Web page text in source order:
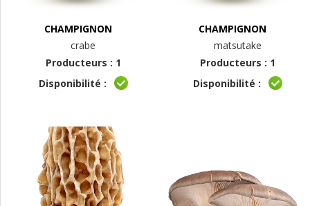
CHAMPIGNON
crabe
Producteurs : 1
Disponibilité :
CHAMPIGNON
matsutake
Producteurs : 1
Disponibilité :